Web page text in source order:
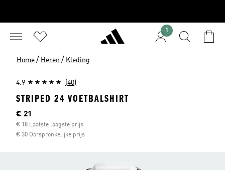
1
Home / Heren / Kleding
4.9 (40)
STRIPED 24 VOETBALSHIRT
Huidige prijs
€ 21
€ 18 Laatste laagste prijs
€ 30 Oorspronkelijke prijs